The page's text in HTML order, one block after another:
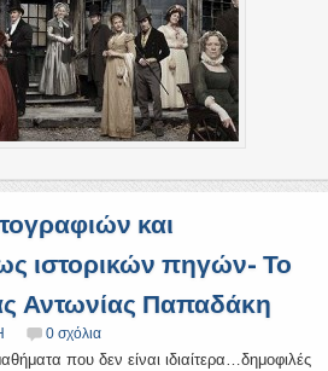
και
ιστορικών πηγών- Το
Αντωνίας Παπαδάκη
0 σχόλια
που δεν είναι ιδιαίτερα…δημοφιλές